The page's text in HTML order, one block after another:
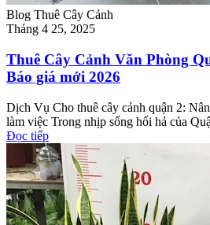
Blog Thuê Cây Cảnh
Tháng 4 25, 2025
Thuê Cây Cảnh Văn Phòng
Báo giá mới 2026
Dịch Vụ Cho thuê cây cảnh quận 2:
làm việc Trong nhịp sống hối hả của
Đọc tiếp